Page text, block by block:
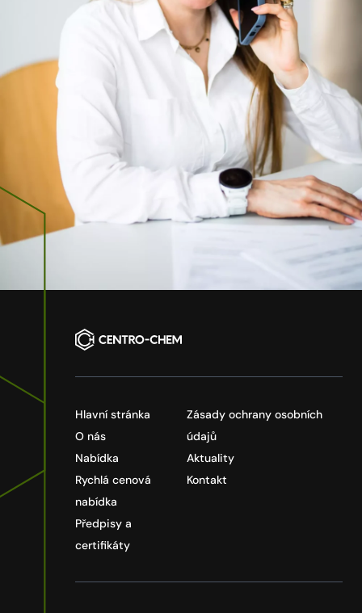
Hlavní stránka
O nás
Nabídka
Rychlá cenová
nabídka
Předpisy a
certifikáty
Zásady ochrany osobních
údajů
Aktuality
Kontakt